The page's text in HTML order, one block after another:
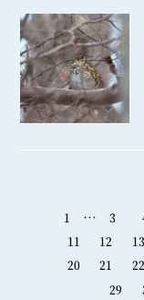
1 … 3
11
12 13
20
21 22
29